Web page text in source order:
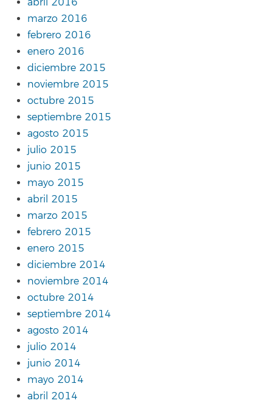
abril 2016
marzo 2016
febrero 2016
enero 2016
diciembre 2015
noviembre 2015
octubre 2015
septiembre 2015
agosto 2015
julio 2015
junio 2015
mayo 2015
abril 2015
marzo 2015
febrero 2015
enero 2015
diciembre 2014
noviembre 2014
octubre 2014
septiembre 2014
agosto 2014
julio 2014
junio 2014
mayo 2014
abril 2014